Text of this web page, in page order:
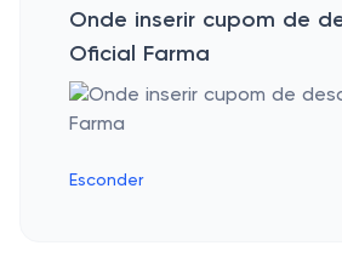
Onde inserir cupom de
Oficial Farma
Esconder